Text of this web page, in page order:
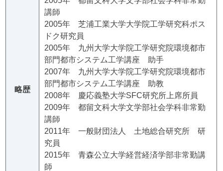
略歴
講師
2005年 芝浦工業大学大学院工学研究科ポス
ドク研究員
2005年 九州大学大学院工学研究院環境都市
部門都市システム工学講座 助手
2007年 九州大学大学院工学研究院環境都市
部門都市システム工学講座 助教
2008年 慶応義塾大学SFC研究所上席所員
2009年 都留文科大学文学部社会学科非常勤
講師
2011年 一般財団法人 土地総合研究所 研
究員
2015年 青森公立大学経営経済学部非常勤講
師